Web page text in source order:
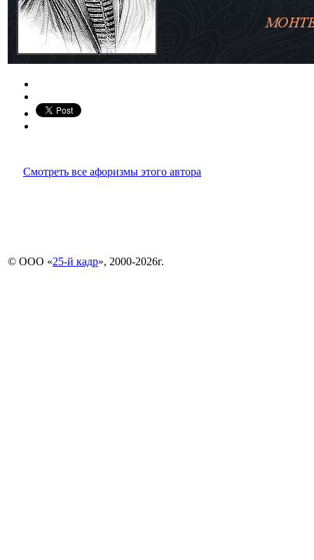
Смотреть все афоризмы этого автора
© ООО «25-й кадр», 2000-2026г.